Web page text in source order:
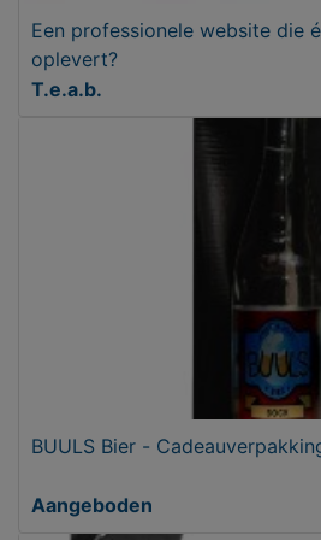
Een professionele website die
oplevert?
T.e.a.b.
BUULS Bier -
Aangeboden